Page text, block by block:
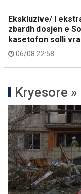
Ekskluzive/ I
zbardh dosjen e
kasetofon solli
06/08 22:58
Kryesore »